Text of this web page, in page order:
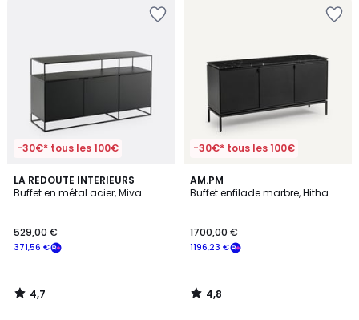
-30€* tous les 100€
LA REDOUTE INTERIEURS
Buffet en métal acier, Miva
371,56 €
529,00 €
4,7
/ 5
4,7
/
-30€* tous les 100€
AM.PM
Buffet enfilade marbre, Hitha
1196,23 €
1700,00 €
4,8
/ 5
4,8
/